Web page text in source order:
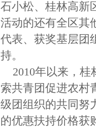
石小松、桂林高新
活动的还有全区其
代表、获奖基层团
持。
2010年以来，桂
索共青团促进农村
级团组织的共同努
的优惠扶持价格获